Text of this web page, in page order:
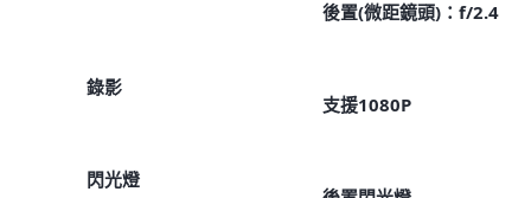
後置(微距鏡頭)：f/2.4
錄影
支援1080P
閃光燈